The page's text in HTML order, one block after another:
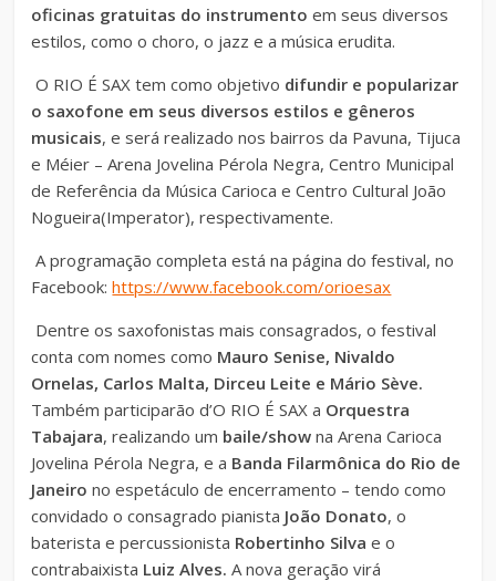
oficinas gratuitas do instrumentoem seus diversos
estilos, como o choro, o jazz e a música erudita.
O RIO É SAX tem como objetivo difundir e popularizar
o saxofone em seus diversos estilos e gêneros
musicais, e será realizado nos bairros da Pavuna, Tijuca
e Méier – Arena Jovelina Pérola Negra, Centro Municipal
de Referência da Música Carioca eCentro Cultural João
Nogueira(Imperator), respectivamente.
A programação completa está na página do festival, no
Facebook:https://www.facebook.com/orioesax
Dentre os saxofonistas mais consagrados, o festival
conta com nomes como Mauro Senise, Nivaldo
Ornelas, Carlos Malta, Dirceu Leite e Mário Sève.
Também participarão d’O RIO É SAX a Orquestra
Tabajara, realizando um baile/show na Arena Carioca
Jovelina Pérola Negra, e a Banda Filarmônica do Rio de
Janeiro no espetáculo de encerramento – tendo como
convidado o consagrado pianista João Donato, o
baterista e percussionista Robertinho Silvae o
contrabaixista Luiz Alves. A nova geração virá